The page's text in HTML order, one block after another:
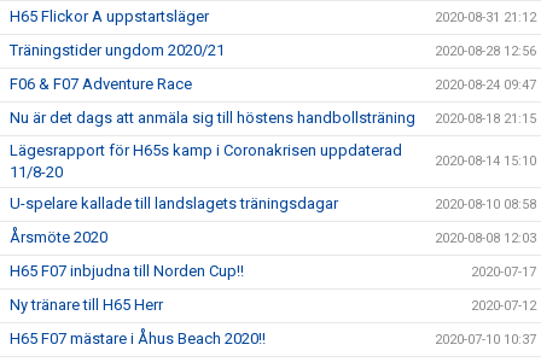
H65 Flickor A uppstartsläger 2020-08-31 21:12
Träningstider ungdom 2020/21 2020-08-28 12:56
F06 & F07 Adventure Race 2020-08-24 09:47
Nu är det dags att anmäla sig till höstens handbollsträning 2020-08-18 21:15
Lägesrapport för H65s kamp i Coronakrisen uppdaterad
11/8-20
2020-08-14 15:10
U-spelare kallade till landslagets träningsdagar 2020-08-10 08:58
Årsmöte 2020 2020-08-08 12:03
H65 F07 inbjudna till Norden Cup!! 2020-07-17
Ny tränare till H65 Herr 2020-07-12
H65 F07 mästare i Åhus Beach 2020!! 2020-07-10 10:37